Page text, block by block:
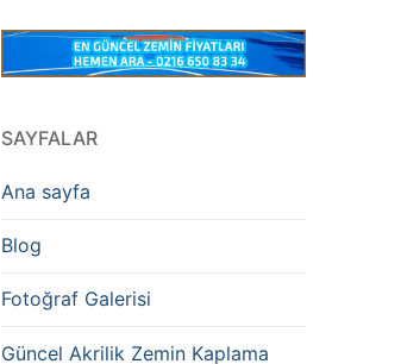
SAYFALAR
Ana sayfa
Blog
Fotoğraf Galerisi
Güncel Akrilik Zemin Kaplama